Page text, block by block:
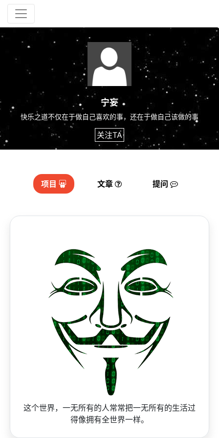
宁妄
快乐之道不仅在于做自己喜欢的事，还在于做自己该做的事
关注TA
项目 文章 提问
这个世界，一无所有的人常常把一无所有的生活过
得像拥有全世界一样。